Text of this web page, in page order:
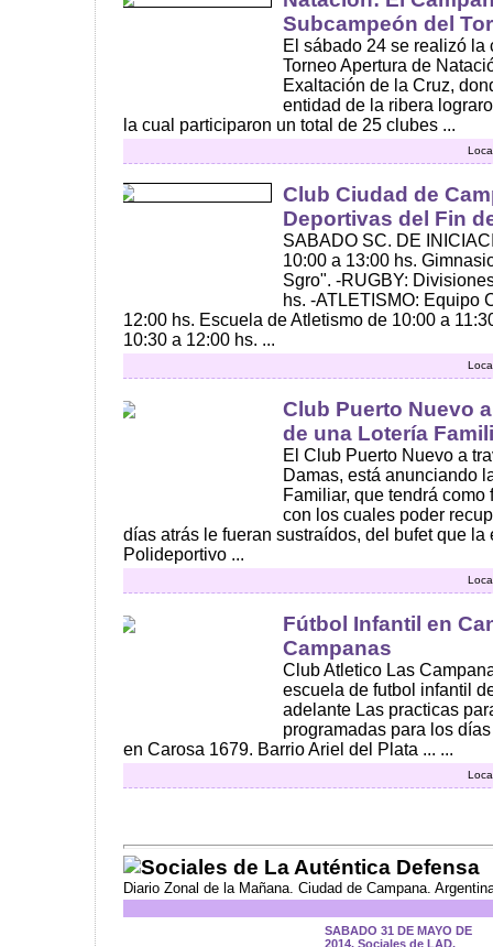
Subcampeón del
El sábado 24 se realizó
Torneo Apertura de
Exaltación de la Cruz,
entidad de la ribera
la cual participaron un total de 25 clubes ...
Club Ciudad de
Deportivas del Fin
SABADO SC. DE
10:00 a 13:00 hs.
Sgro". -RUGBY:
hs. -ATLETISMO: Equipo
12:00 hs. Escuela de Atletismo de 10:00 a
10:30 a 12:00 hs. ...
Club Puerto Nuevo
de una Lotería
El Club Puerto Nuevo a
Damas, está anunciando
Familiar, que tendrá
con los cuales poder
días atrás le fueran sustraídos, del bufet que la
Polideportivo ...
Fútbol Infantil en
Campanas
Club Atletico Las
escuela de futbol infantil
adelante Las practicas
programadas para los
en Carosa 1679. Barrio Ariel del Plata ... ...
Sociales de La Auténtica Defensa
Diario Zonal de la Mañana. Ciudad de Campana.
SABADO 31 DE MAYO DE
2014. Sociales de LAD.